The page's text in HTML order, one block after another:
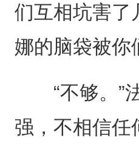
们互相坑害了
娜的脑袋被你
“不够。”法
强，不相信